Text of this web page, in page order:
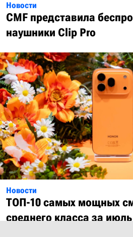
Новости
CMF представила
наушники Clip Pro
Новости
ТОП-10 самых мощных
среднего класса за